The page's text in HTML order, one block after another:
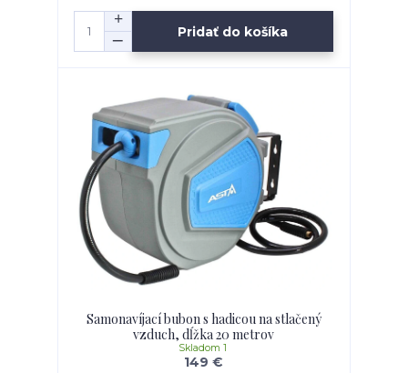
Pridať do košíka
Samonavíjací bubon s hadicou na stlačený
vzduch, dĺžka 20 metrov
149 €
Skladom 1